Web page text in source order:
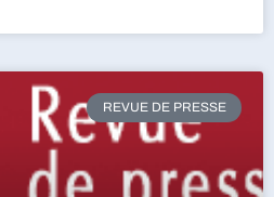
REVUE DE PRESSE